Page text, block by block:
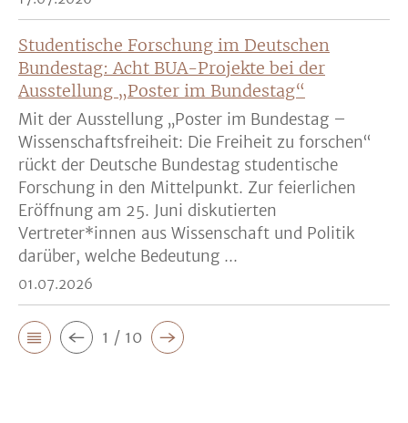
Studentische Forschung im Deutschen
Bundestag: Acht BUA-Projekte bei der
Ausstellung „Poster im Bundestag“
Mit der Ausstellung „Poster im Bundestag –
Wissenschaftsfreiheit: Die Freiheit zu forschen“
rückt der Deutsche Bundestag studentische
Forschung in den Mittelpunkt. Zur feierlichen
Eröffnung am 25. Juni diskutierten
Vertreter*innen aus Wissenschaft und Politik
darüber, welche Bedeutung ...
01.07.2026
1 / 10